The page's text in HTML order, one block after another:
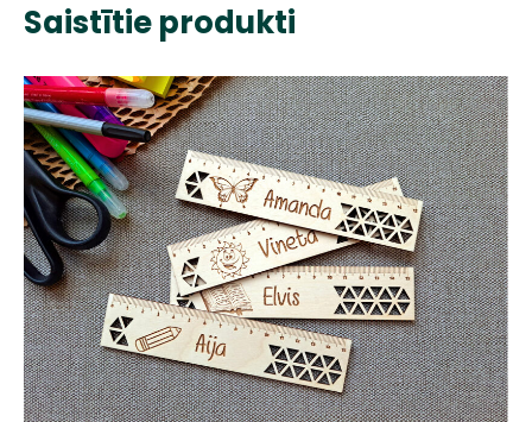
Saistītie produkti